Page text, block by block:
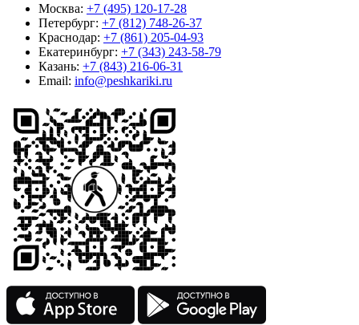
Москва: +7 (495) 120-17-28
Петербург: +7 (812) 748-26-37
Краснодар: +7 (861) 205-04-93
Екатеринбург: +7 (343) 243-58-79
Казань: +7 (843) 216-06-31
Email: info@peshkariki.ru